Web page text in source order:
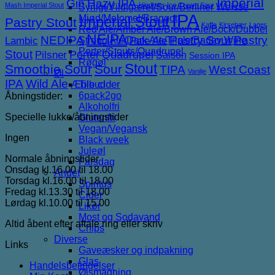
Syrligt/Vildtgæret/Sour/Berliner Weisse
Mjød/Melomel/Braggot
Red Ale/Amber Ale/Brown Ale/Bock/Dubbel
Strong Ale/Dark Ale/Triple/Barley Wine
Porter/Stouts/Quadrupel
Røgøl
Øl
Tilbud
6pack2go
Alkoholfri
Glutenfri
Vegan/Vegansk
Black week
Juleøl
Farsdag
Andet
Spiritus
Cider
Likør
Most og Sodavand
Chips
Diverse
Gaveæsker og indpakning
Glas
Ølsmagning
Mash Imperial Stout GinHazy IPA Hindbær Ice Cream Sour
Pastry StoutImperial StoutIPA Kaffe Kirsebær Lager
Lambic NEDIPANEIPA Pale Ale Pastry SourPastry
Stout Pilsner Porter Quadrupel Saison Session IPA
Smoothie SourSour StoutTIPA Vanilje West Coast
IPA Wild Ale Æble cider
Åbningstider:
Specielle lukke/åbningstider
Ingen
Normale åbningstider
Onsdag kl.16.00 til 18.00
Torsdag kl.16.00 til 18.00
Fredag kl.13.30 til 18.00
Lørdag kl.10.00 til 15.00
Altid åbent efter aftale ring eller skriv
Links
Handelsbetingelser